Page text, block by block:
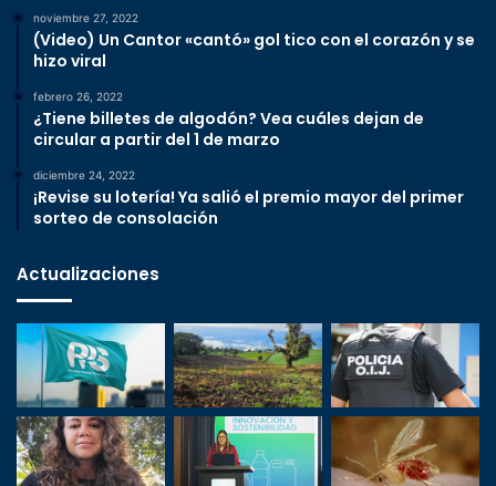
noviembre 27, 2022
(Video) Un Cantor «cantó» gol tico con el corazón y se
hizo viral
febrero 26, 2022
¿Tiene billetes de algodón? Vea cuáles dejan de
circular a partir del 1 de marzo
diciembre 24, 2022
¡Revise su lotería! Ya salió el premio mayor del primer
sorteo de consolación
Actualizaciones